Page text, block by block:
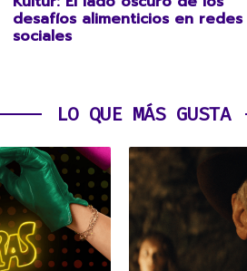
desafíos alimenticios en redes
sociales
LO QUE MÁS GUSTA